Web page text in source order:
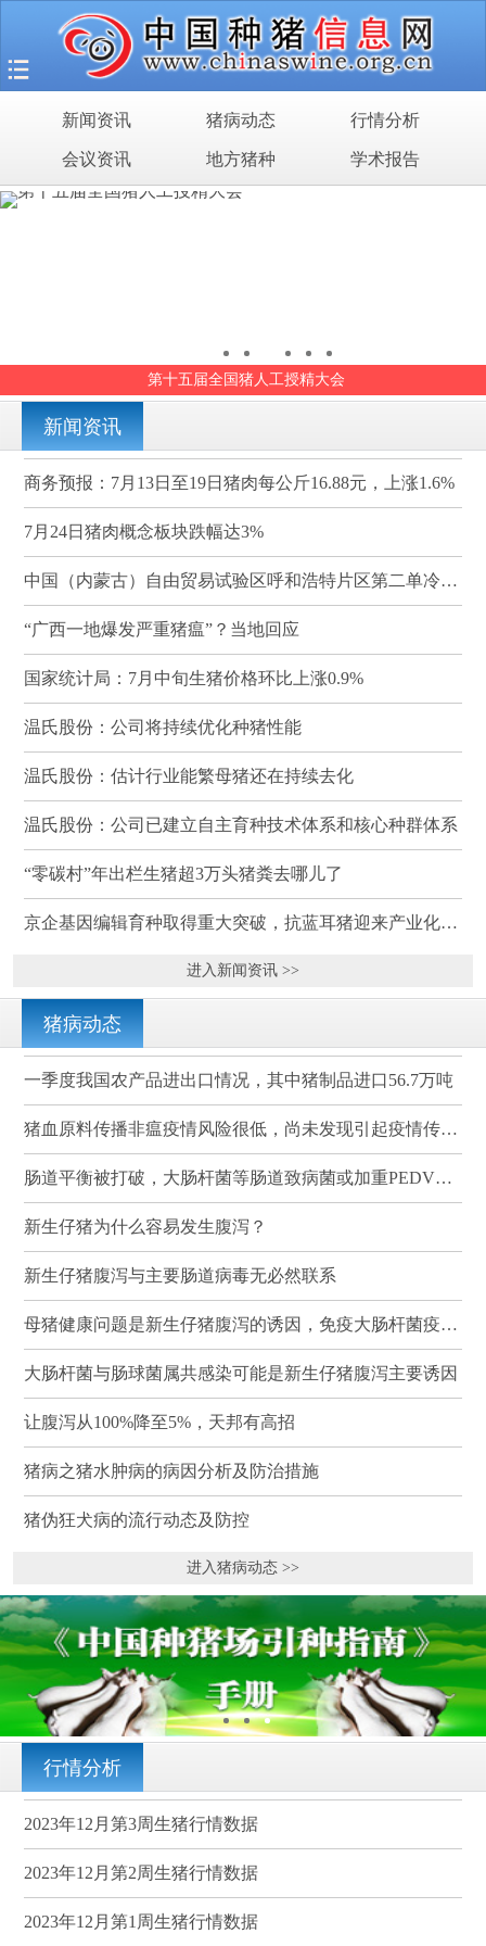
新闻资讯 猪病动态 行情分析
会议资讯 地方猪种 学术报告
猪场之旅2014－2019精彩回顾
新闻资讯
商务预报：7月13日至19日猪肉每公斤16.88元，上涨1.6%
7月24日猪肉概念板块跌幅达3%
中国（内蒙古）自由贸易试验区呼和浩特片区第二单冷冻猪肉发往蒙古国
“广西一地爆发严重猪瘟”？当地回应
国家统计局：7月中旬生猪价格环比上涨0.9%
温氏股份：公司将持续优化种猪性能
温氏股份：估计行业能繁母猪还在持续去化
温氏股份：公司已建立自主育种技术体系和核心种群体系
“零碳村”年出栏生猪超3万头猪粪去哪儿了
京企基因编辑育种取得重大突破，抗蓝耳猪迎来产业化临界点
进入新闻资讯 >>
猪病动态
一季度我国农产品进出口情况，其中猪制品进口56.7万吨
猪血原料传播非瘟疫情风险很低，尚未发现引起疫情传播的案例
肠道平衡被打破，大肠杆菌等肠道致病菌或加重PEDV感染
新生仔猪为什么容易发生腹泻？
新生仔猪腹泻与主要肠道病毒无必然联系
母猪健康问题是新生仔猪腹泻的诱因，免疫大肠杆菌疫苗可有效降低其发病率和死亡率
大肠杆菌与肠球菌属共感染可能是新生仔猪腹泻主要诱因
让腹泻从100%降至5%，天邦有高招
猪病之猪水肿病的病因分析及防治措施
猪伪狂犬病的流行动态及防控
进入猪病动态 >>
行情分析
2023年12月第3周生猪行情数据
2023年12月第2周生猪行情数据
2023年12月第1周生猪行情数据
首页
猪场之旅
新闻资讯
猪病动态